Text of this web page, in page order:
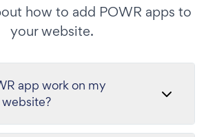
how to add POWR apps to
your website.
app work on my